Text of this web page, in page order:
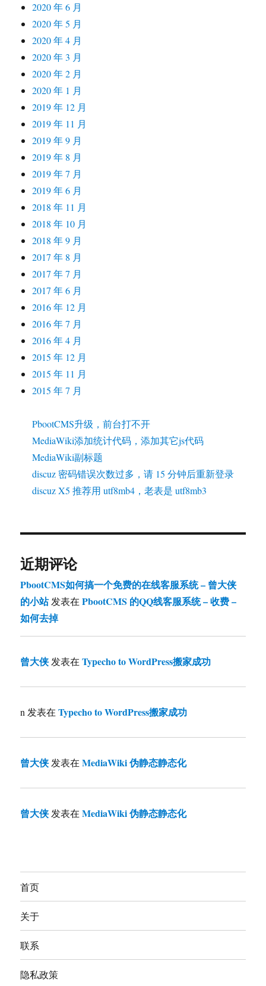
2020 年 6 月
2020 年 5 月
2020 年 4 月
2020 年 3 月
2020 年 2 月
2020 年 1 月
2019 年 12 月
2019 年 11 月
2019 年 9 月
2019 年 8 月
2019 年 7 月
2019 年 6 月
2018 年 11 月
2018 年 10 月
2018 年 9 月
2017 年 8 月
2017 年 7 月
2017 年 6 月
2016 年 12 月
2016 年 7 月
2016 年 4 月
2015 年 12 月
2015 年 11 月
2015 年 7 月
PbootCMS升级，前台打不开
MediaWiki添加统计代码，添加其它js代码
MediaWiki副标题
discuz 密码错误次数过多，请 15 分钟后重新登录
discuz X5 推荐用 utf8mb4，老表是 utf8mb3
近期评论
PbootCMS如何搞一个免费的在线客服系统 – 曾大侠
的小站发表在PbootCMS 的QQ线客服系统 – 收费 –
如何去掉
曾大侠发表在Typecho to WordPress搬家成功
n发表在Typecho to WordPress搬家成功
曾大侠发表在MediaWiki 伪静态静态化
曾大侠发表在MediaWiki 伪静态静态化
首页
关于
联系
隐私政策